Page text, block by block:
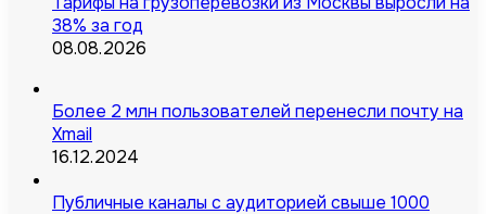
38% за год
08.08.2026
Более 2 млн пользователей перенесли почту на
Xmail
16.12.2024
Публичные каналы с аудиторией свыше 1000